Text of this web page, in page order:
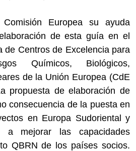
Europea su ayuda
de esta guía en el
de Centros de Excelencia para
Químicos, Biológicos,
de la Unión Europea (CdE
propuesta de elaboración de
consecuencia de la puesta en
en Europa Sudoriental y
a mejorar las capacidades
QBRN de los países socios.